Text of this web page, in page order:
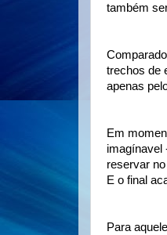
também
trechos de
apenas
Em
imagínavel
reservar
E o final
Para